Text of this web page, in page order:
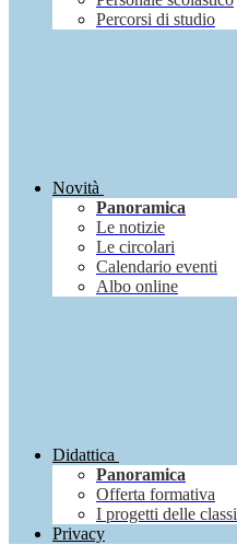
Percorsi di studio
Novità
Panoramica
Le notizie
Le circolari
Calendario eventi
Albo online
Didattica
Panoramica
Offerta formativa
I progetti delle classi
Privacy